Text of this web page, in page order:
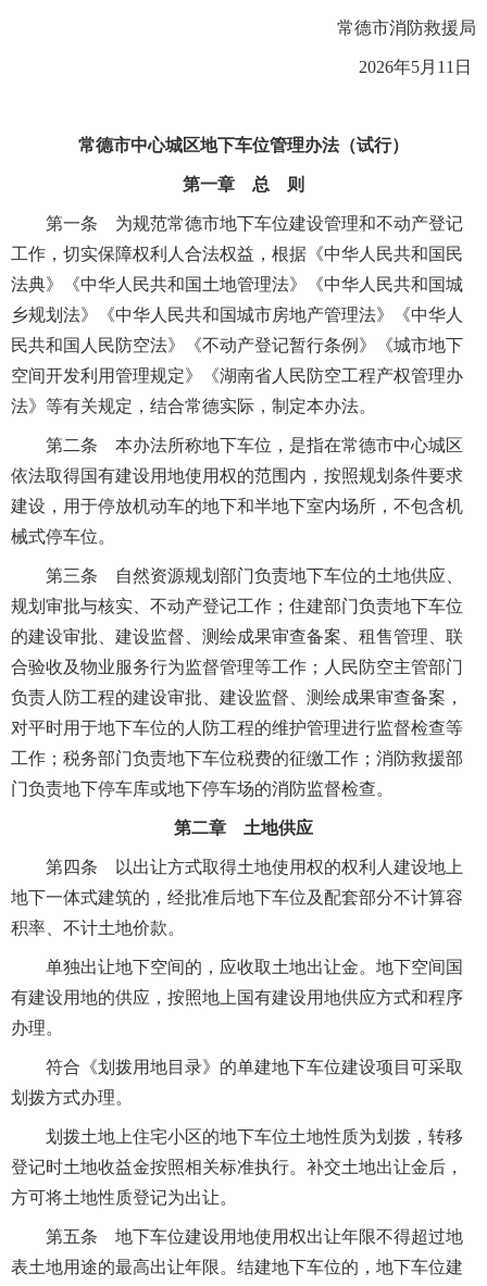
常德市消防救援局
2026年5月11日
常德市中心城区地下车位管理办法（试行）
第一章 总 则
第一条 为规范常德市地下车位建设管理和不动产登记
工作，切实保障权利人合法权益，根据《中华人民共和国民
法典》《中华人民共和国土地管理法》《中华人民共和国城
乡规划法》《中华人民共和国城市房地产管理法》《中华人
民共和国人民防空法》《不动产登记暂行条例》《城市地下
空间开发利用管理规定》《湖南省人民防空工程产权管理办
法》等有关规定，结合常德实际，制定本办法。
第二条 本办法所称地下车位，是指在常德市中心城区
依法取得国有建设用地使用权的范围内，按照规划条件要求
建设，用于停放机动车的地下和半地下室内场所，不包含机
械式停车位。
第三条 自然资源规划部门负责地下车位的土地供应、
规划审批与核实、不动产登记工作；住建部门负责地下车位
的建设审批、建设监督、测绘成果审查备案、租售管理、联
合验收及物业服务行为监督管理等工作；人民防空主管部门
负责人防工程的建设审批、建设监督、测绘成果审查备案，
对平时用于地下车位的人防工程的维护管理进行监督检查等
工作；税务部门负责地下车位税费的征缴工作；消防救援部
门负责地下停车库或地下停车场的消防监督检查。
第二章 土地供应
第四条 以出让方式取得土地使用权的权利人建设地上
地下一体式建筑的，经批准后地下车位及配套部分不计算容
积率、不计土地价款。
单独出让地下空间的，应收取土地出让金。地下空间国
有建设用地的供应，按照地上国有建设用地供应方式和程序
办理。
符合《划拨用地目录》的单建地下车位建设项目可采取
划拨方式办理。
划拨土地上住宅小区的地下车位土地性质为划拨，转移
登记时土地收益金按照相关标准执行。补交土地出让金后，
方可将土地性质登记为出让。
第五条 地下车位建设用地使用权出让年限不得超过地
表土地用途的最高出让年限。结建地下车位的，地下车位建